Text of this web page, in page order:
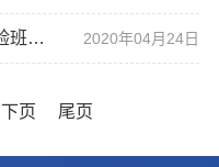
2020年中美人才培养计划121实验班项目 2020年04月24日
下页 尾页